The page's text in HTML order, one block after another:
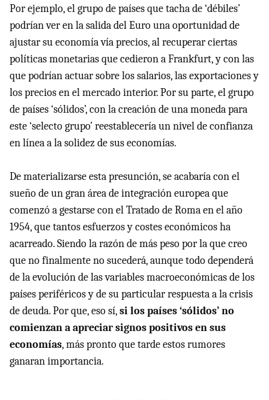
Por ejemplo, el grupo de países que tacha de ‘débiles’
podrían ver en la salida del Euro una oportunidad de
ajustar su economía vía precios, al recuperar ciertas
políticas monetarias que cedieron a Frankfurt, y con las
que podrían actuar sobre los salarios, las exportaciones y
los precios en el mercado interior. Por su parte, el grupo
de países ‘sólidos’, con la creación de una moneda para
este ‘selecto grupo’ reestablecería un nivel de confianza
en línea a la solidez de sus economías.
De materializarse esta presunción, se acabaría con el
sueño de un gran área de integración europea que
comenzó a gestarse con el Tratado de Roma en el año
1954, que tantos esfuerzos y costes económicos ha
acarreado. Siendo la razón de más peso por la que creo
que no finalmente no sucederá, aunque todo dependerá
de la evolución de las variables macroeconómicas de los
países periféricos y de su particular respuesta a la crisis
de deuda. Por que, eso sí,si los países ‘sólidos’ no
comienzan a apreciar signos positivos en sus
economías, más pronto que tarde estos rumores
ganaran importancia.